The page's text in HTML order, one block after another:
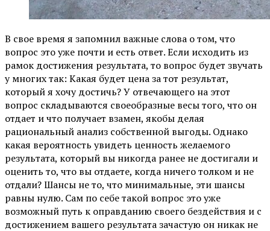
В свое время я запомнил важные слова о том, что
вопрос это уже почти и есть ответ. Если исходить из
рамок достижения результата, то вопрос будет звучать
у многих так: Какая будет цена за тот результат,
который я хочу достичь? У отвечающего на этот
вопрос складываются своеобразные весы того, что он
отдает и что получает взамен, якобы делая
рациональный анализ собственной выгоды. Однако
какая вероятность увидеть ценность желаемого
результата, который вы никогда ранее не достигали и
оценить то, что вы отдаете, когда ничего толком и не
отдали? Шансы не то, что минимальные, эти шансы
равны нулю. Сам по себе такой вопрос это уже
возможный путь к оправданию своего бездействия и с
достижением вашего результата зачастую он никак не